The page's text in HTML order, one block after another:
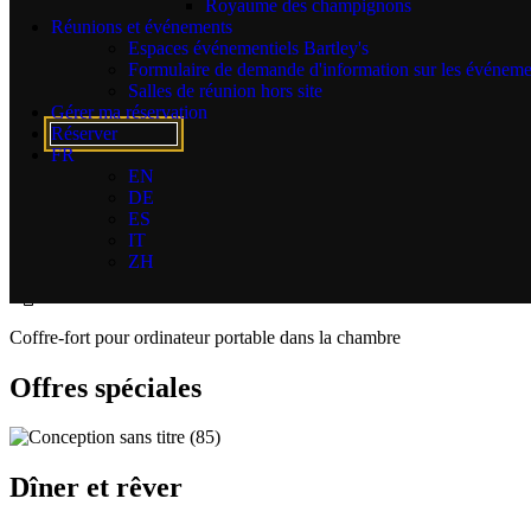
Royaume des champignons
Réunions et événements
Espaces événementiels Bartley's
Formulaire de demande d'information sur les
Salles de réunion hors site
Gérer ma réservation
Réserver
FR
EN
DE
ES
IT
ZH
Climatisation à réglage individuel
Douche à l'italienne
Malin+Goetz Toiletries
Coffre-fort pour ordinateur portable dans la chambre
Offres spéciales
Dîner et rêver